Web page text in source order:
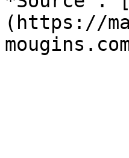
(https://